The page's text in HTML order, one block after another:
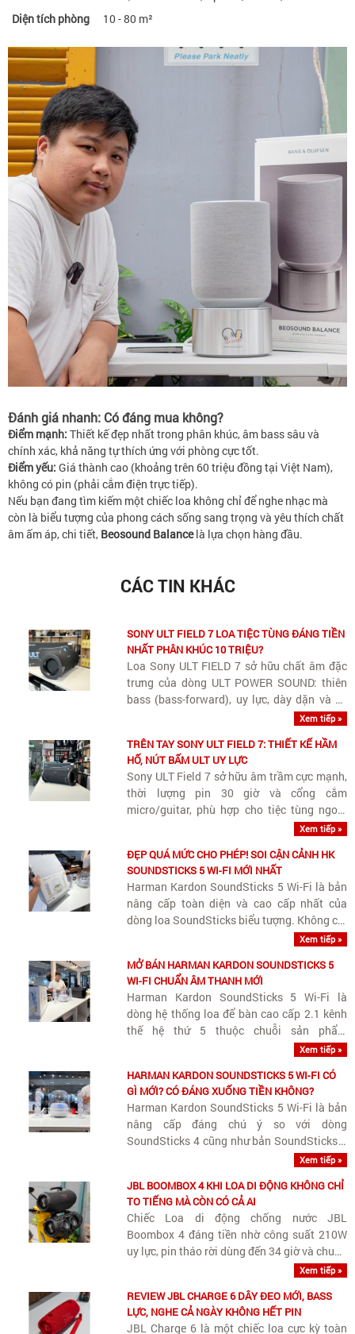
Diện tích phòng
10 - 80 m²
Đánh giá nhanh: Có đáng mua không?
Điểm mạnh: Thiết kế đẹp nhất trong phân khúc, âm bass sâu và
chính xác, khả năng tự thích ứng với phòng cực tốt.
Điểm yếu: Giá thành cao (khoảng trên 60 triệu đồng tại Việt Nam),
không có pin (phải cắm điện trực tiếp).
Nếu bạn đang tìm kiếm một chiếc loa không chỉ để nghe nhạc mà
còn là biểu tượng của phong cách sống sang trọng và yêu thích chất
âm ấm áp, chi tiết, Beosound Balancelà lựa chọn hàng đầu.
CÁC TIN KHÁC
SONY ULT FIELD 7 LOA TIỆC TÙNG ĐÁNG TIỀN
NHẤT PHÂN KHÚC 10 TRIỆU?
Loa Sony ULT FIELD 7 sở hữu chất âm đặc
trưng của dòng ULT POWER SOUND: thiên
bass (bass-forward), uy lực, dày dặn và có
âm lượng lớn. Tuy thiên trầm phục vụ các
vẫn giữ được dải trung (vocals)..
Xem tiếp »
TRÊN TAY SONY ULT FIELD 7: THIẾT KẾ HẦM
HỐ, NÚT BẤM ULT UY LỰC
Sony ULT Field 7 sở hữu âm trầm cực mạnh,
thời lượng pin 30 giờ và cổng cắm
micro/guitar, phù hợp cho tiệc tùng ngoài
Xem tiếp »
ĐẸP QUÁ MỨC CHO PHÉP! SOI CẬN CẢNH HK
SOUNDSTICKS 5 WI-FI MỚI NHẤT
Harman Kardon SoundSticks 5 Wi-Fi là bản
nâng cấp toàn diện và cao cấp nhất của
dòng loa SoundSticks biểu tượng. Không chỉ
giữ nguyên giá trị thẩm mỹ vượt thời gian,
chuẩn Hi-Res cùng nâng cấp quan trọng..
Xem tiếp »
MỞ BÁN HARMAN KARDON SOUNDSTICKS 5
WI-FI CHUẨN ÂM THANH MỚI
Harman Kardon SoundSticks 5 Wi-Fi là
dòng hệ thống loa để bàn cao cấp 2.1 kênh
thế hệ thứ 5 thuộc chuỗi sản phẩm
SoundSticks biểu tượng của thương hiệu
Wi-Fi streaming không dây chất lượng cao
và..
Xem tiếp »
HARMAN KARDON SOUNDSTICKS 5 WI-FI CÓ
GÌ MỚI? CÓ ĐÁNG XUỐNG TIỀN KHÔNG?
Harman Kardon SoundSticks 5 Wi-Fi là bản
nâng cấp đáng chú ý so với dòng
SoundSticks 4 cũng như bản SoundSticks 5
Xem tiếp »
JBL BOOMBOX 4 KHI LOA DI ĐỘNG KHÔNG CHỈ
TO TIẾNG MÀ CÒN CÓ CẢ AI
Chiếc Loa di động chống nước JBL
Boombox 4 đáng tiền nhờ công suất 210W
uy lực, pin tháo rời dùng đến 34 giờ và chuẩn
kháng nước IP68 bền bỉ cho mọi cuộc vui.
Xem tiếp »
REVIEW JBL CHARGE 6 DÂY ĐEO MỚI, BASS
LỰC, NGHE CẢ NGÀY KHÔNG HẾT PIN
JBL Charge 6 là một chiếc loa cực kỳ toàn